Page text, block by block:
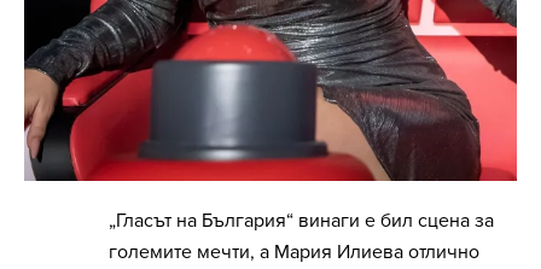
„Гласът на България“ винаги е бил сцена за
големите мечти, а Мария Илиева отлично